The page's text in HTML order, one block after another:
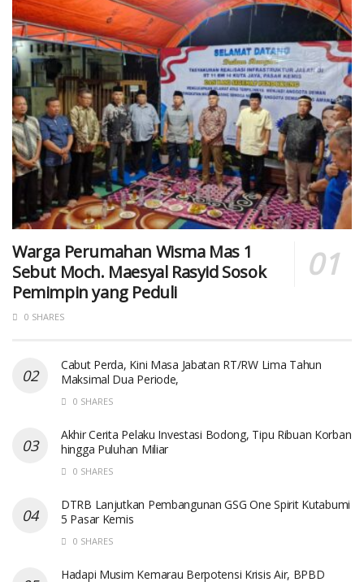
Warga Perumahan Wisma Mas 1
Sebut Moch. Maesyal Rasyid Sosok
Pemimpin yang Peduli
0 SHARES
Cabut Perda, Kini Masa Jabatan RT/RW Lima Tahun
Maksimal Dua Periode,
0 SHARES
Akhir Cerita Pelaku Investasi Bodong, Tipu Ribuan Korban
hingga Puluhan Miliar
0 SHARES
DTRB Lanjutkan Pembangunan GSG One Spirit Kutabumi
5 Pasar Kemis
0 SHARES
Hadapi Musim Kemarau Berpotensi Krisis Air, BPBD